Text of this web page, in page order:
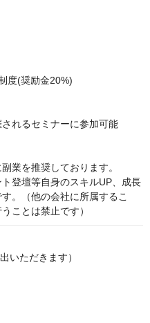
度(奨励金20%)
れるセミナーに参加可能
業を推奨しております。
登壇等自身のスキルUP、成長
。（他の会社に所属するこ
ことは禁止です）
いただきます）